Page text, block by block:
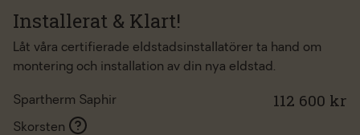
Installerat & Klart!
Låt våra certifierade eldstadsinstallatörer ta hand om
montering och installation av din nya eldstad.
Spartherm Saphir 112 600 kr
Skorsten